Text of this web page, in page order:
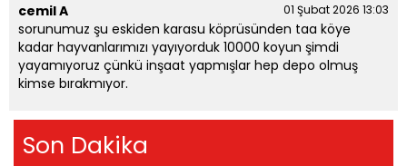
cemil A 01 Şubat 2026 13:03
sorunumuz şu eskiden karasu köprüsünden taa köye
kadar hayvanlarımızı yayıyorduk 10000 koyun şimdi
yayamıyoruz çünkü inşaat yapmışlar hep depo olmuş
kimse bırakmıyor.
Son Dakika